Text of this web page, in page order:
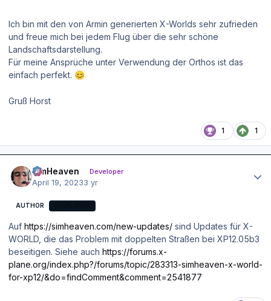
Ich bin mit den von Armin generierten X-Worlds sehr zufrieden
und freue mich bei jedem Flug über die sehr schöne
Landschaftsdarstellung.
Für meine Ansprüche unter Verwendung der Orthos ist das
einfach perfekt. 😊
Gruß Horst
1 1
simHeaven Developer
April 19, 20233 yr
AUTHOR
Auf https://simheaven.com/new-updates/ sind Updates für X-
WORLD, die das Problem mit doppelten Straßen bei XP12.05b3
beseitigen. Siehe auch https://forums.x-
plane.org/index.php?/forums/topic/283313-simheaven-x-world-
for-xp12/&do=findComment&comment=2541877